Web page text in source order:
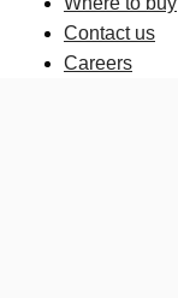
Contact us
Careers